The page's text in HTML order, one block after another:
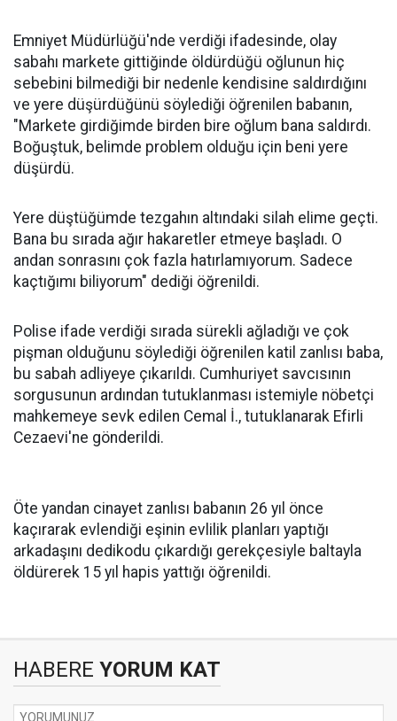
Emniyet Müdürlüğü'nde verdiği ifadesinde, olay
sabahı markete gittiğinde öldürdüğü oğlunun hiç
sebebini bilmediği bir nedenle kendisine saldırdığını
ve yere düşürdüğünü söylediği öğrenilen babanın,
"Markete girdiğimde birden bire oğlum bana saldırdı.
Boğuştuk, belimde problem olduğu için beni yere
düşürdü.
Yere düştüğümde tezgahın altındaki silah elime geçti.
Bana bu sırada ağır hakaretler etmeye başladı. O
andan sonrasını çok fazla hatırlamıyorum. Sadece
kaçtığımı biliyorum" dediği öğrenildi.
Polise ifade verdiği sırada sürekli ağladığı ve çok
pişman olduğunu söylediği öğrenilen katil zanlısı baba,
bu sabah adliyeye çıkarıldı. Cumhuriyet savcısının
sorgusunun ardından tutuklanması istemiyle nöbetçi
mahkemeye sevk edilen Cemal İ., tutuklanarak Efirli
Cezaevi'ne gönderildi.
Öte yandan cinayet zanlısı babanın 26 yıl önce
kaçırarak evlendiği eşinin evlilik planları yaptığı
arkadaşını dedikodu çıkardığı gerekçesiyle baltayla
öldürerek 15 yıl hapis yattığı öğrenildi.
HABERE YORUM KAT